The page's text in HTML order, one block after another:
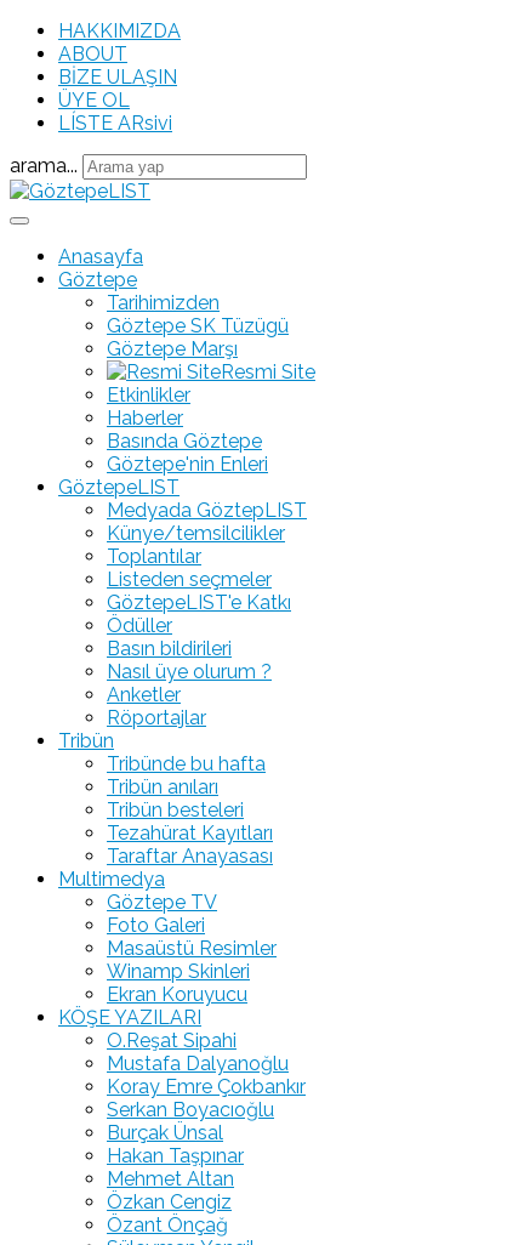
HAKKIMIZDA
ABOUT
BİZE ULAŞIN
ÜYE OL
LÍSTE ARsivi
arama...
Anasayfa
Göztepe
Tarihimizden
Göztepe SK Tüzügü
Göztepe Marşı
Resmi Site
Etkinlikler
Haberler
Basında Göztepe
Göztepe'nin Enleri
GöztepeLIST
Medyada GöztepLIST
Künye/temsilcilikler
Toplantılar
Listeden seçmeler
GöztepeLIST'e Katkı
Ödüller
Basın bildirileri
Nasıl üye olurum ?
Anketler
Röportajlar
Tribün
Tribünde bu hafta
Tribün anıları
Tribün besteleri
Tezahürat Kayıtları
Taraftar Anayasası
Multimedya
Göztepe TV
Foto Galeri
Masaüstü Resimler
Winamp Skinleri
Ekran Koruyucu
KÖŞE YAZILARI
O.Reşat Sipahi
Mustafa Dalyanoğlu
Koray Emre Çokbankır
Serkan Boyacıoğlu
Burçak Ünsal
Hakan Taşpınar
Mehmet Altan
Özkan Cengiz
Özant Önçağ